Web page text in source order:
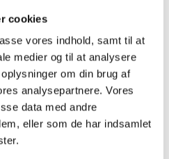
cookies
vores indhold, samt til at
medier og til at analysere
om din brug af
analysepartnere. Vores
data med andre
eller som de har indsamlet
på varebestilling,
optælling af varer, kontrol af
hvor det ikke er
i bestilling/udpakning osv.
depot rum. Vi bruger systemet
til trods for denne platform
ud i systemet, når det bliver